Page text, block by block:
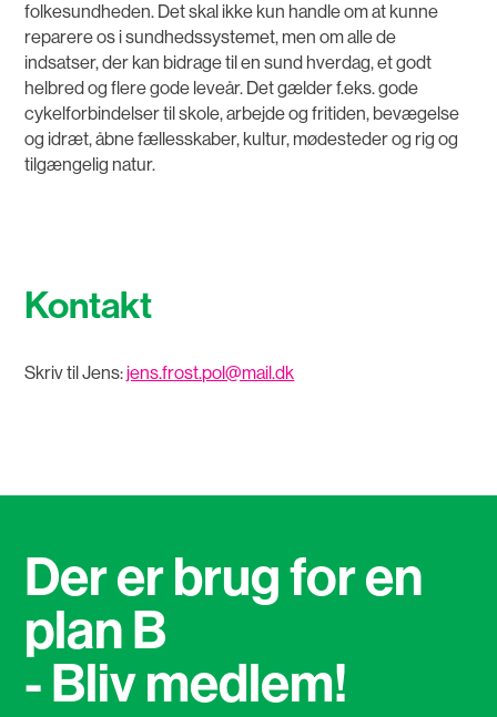
folkesundheden. Det skal ikke kun handle om at kunne
reparere os i sundhedssystemet, men om alle de
indsatser, der kan bidrage til en sund hverdag, et godt
helbred og flere gode leveår. Det gælder f.eks. gode
cykelforbindelser til skole, arbejde og fritiden, bevægelse
og idræt, åbne fællesskaber, kultur, mødesteder og rig og
tilgængelig natur.
Kontakt
Skriv til Jens:jens.frost.pol@mail.dk
Der er brug for en
plan B
- Bliv medlem!